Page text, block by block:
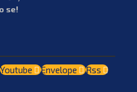
se!
Youtube Envelope Rss